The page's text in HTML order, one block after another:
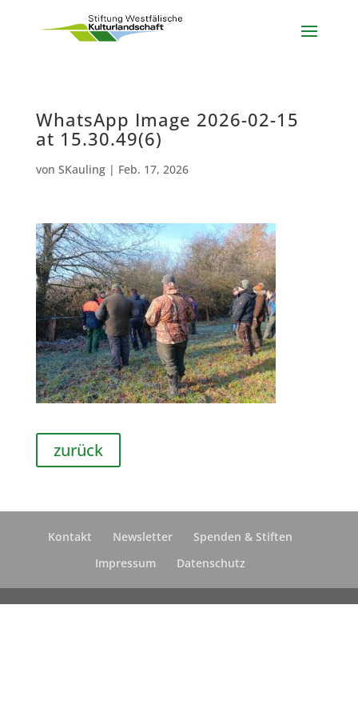
WhatsApp Image 2026-02-15
at 15.30.49(6)
von SKauling| Feb. 17, 2026
zurück
Kontakt Newsletter
Spenden & Stiften
Impressum
Datenschutz